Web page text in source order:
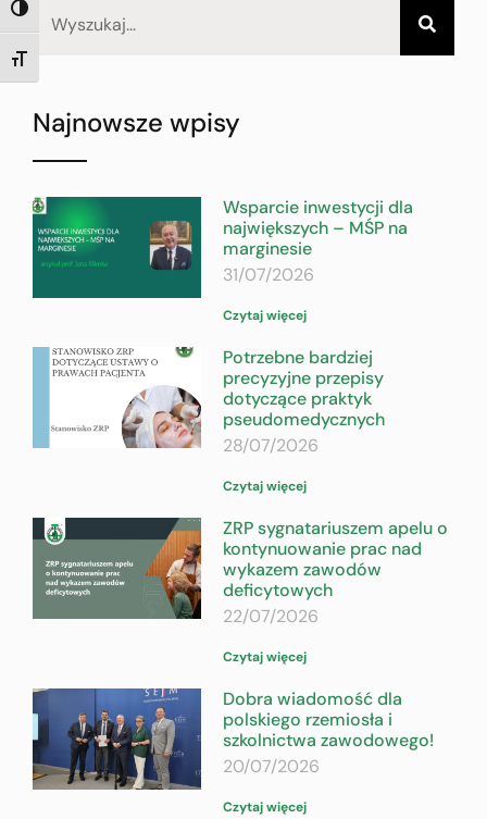
TOGGLE HIGH CONTRAST
TOGGLE FONT SIZE
Najnowsze wpisy
Wsparcie inwestycji dla
największych – MŚP na
marginesie
31/07/2026
Czytaj więcej
Potrzebne bardziej
precyzyjne przepisy
dotyczące praktyk
pseudomedycznych
28/07/2026
Czytaj więcej
ZRP sygnatariuszem apelu o
kontynuowanie prac nad
wykazem zawodów
deficytowych
22/07/2026
Czytaj więcej
Dobra wiadomość dla
polskiego rzemiosła i
szkolnictwa zawodowego!
20/07/2026
Czytaj więcej